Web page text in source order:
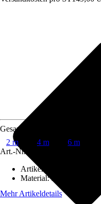
Gesamtlänge
2 m
4 m
6 m
Art.-Nr.
Artikeltyp
Material:Metall
Mehr Artikeldetails